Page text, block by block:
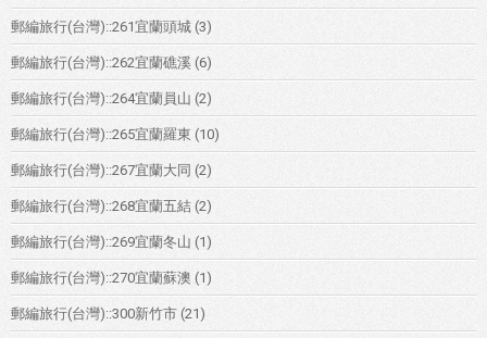
郵編旅行(台灣)::261宜蘭頭城 (3)
郵編旅行(台灣)::262宜蘭礁溪 (6)
郵編旅行(台灣)::264宜蘭員山 (2)
郵編旅行(台灣)::265宜蘭羅東 (10)
郵編旅行(台灣)::267宜蘭大同 (2)
郵編旅行(台灣)::268宜蘭五結 (2)
郵編旅行(台灣)::269宜蘭冬山 (1)
郵編旅行(台灣)::270宜蘭蘇澳 (1)
郵編旅行(台灣)::300新竹市 (21)